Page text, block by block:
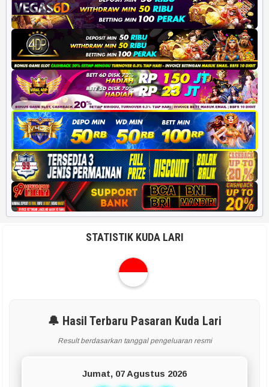
STATISTIK KUDA LARI
🔔 Hasil Terbaru Pasaran Kuda Lari
Result berdasarkan tanggal pengeluaran resmi
Jumat, 07 Agustus 2026